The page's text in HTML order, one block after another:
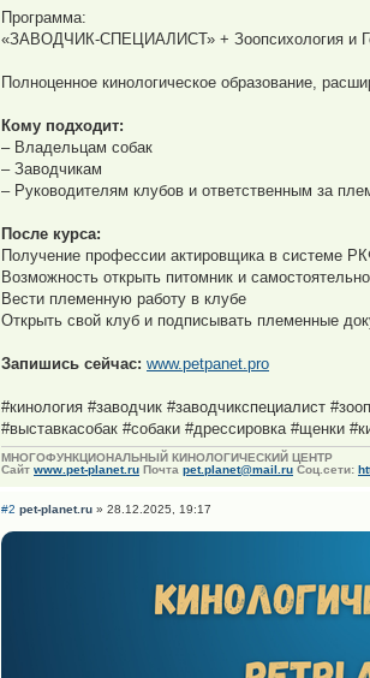
Программа:
«ЗАВОДЧИК-СПЕЦИАЛИСТ» + Зоопсихология и
Полноценное кинологическое образование,
Кому подходит:
– Владельцам собак
– Заводчикам
– Руководителям клубов и ответственным за
После курса:
Получение профессии актировщика в системе
Возможность открыть питомник и
Вести племенную работу в клубе
Открыть свой клуб и подписывать племенные
Запишись сейчас: www.petpanet.pro
#кинология #заводчик #заводчикспециалист
#выставкасобак #собаки #дрессировка #щенки
МНОГОФУНКЦИОНАЛЬНЫЙ КИНОЛОГИЧЕСКИЙ ЦЕНТР
Сайт www.pet-planet.ru Почта pet.planet@mail.ru Соц.сети:
#2 pet-planet.ru » 28.12.2025, 19:17